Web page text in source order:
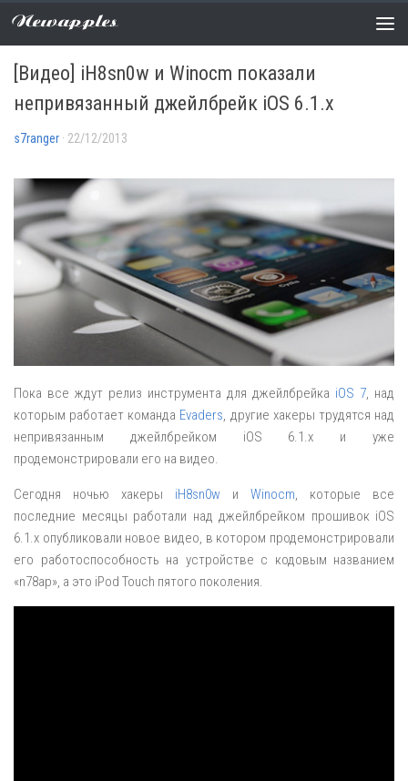
Newapples
НОВОСТИ 0 COMMENTS
[Видео] iH8sn0w и Winocm показали
непривязанный джейлбрейк iOS 6.1.x
s7ranger · 22/12/2013
Пока все ждут релиз инструмента для джейлбрейка iOS 7 , над
которым работает команда Evaders , другие хакеры трудятся над
непривязанным джейлбрейком iOS 6.1.x и уже
продемонстрировали его на видео.
Сегодня ночью хакеры iH8sn0w и Winocm , которые все
последние месяцы работали над джейлбрейком прошивок iOS
6.1.x опубликовали новое видео, в котором продемонстрировали
его работоспособность на устройстве с кодовым названием
«n78ap», а это iPod Touch пятого поколения.